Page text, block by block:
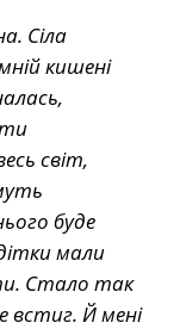
Сіла
кишені
світ,
буде
мали
Стало так
встиг. Й мені